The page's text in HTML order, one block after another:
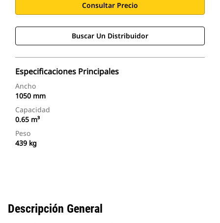
Consultar Precio
Buscar Un Distribuidor
Especificaciones Principales
Ancho
1050 mm
Capacidad
0.65 m³
Peso
439 kg
Descripción General